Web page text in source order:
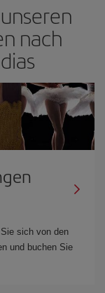
nach
sich von den
und buchen Sie